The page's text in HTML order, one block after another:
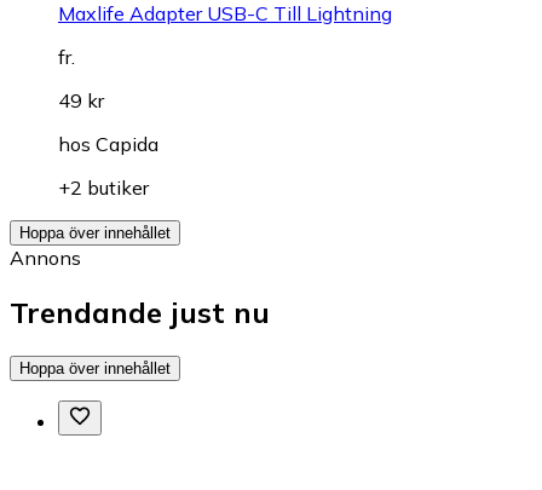
Maxlife Adapter USB-C Till Lightning
fr.
49 kr
hos Capida
+2 butiker
Hoppa över innehållet
Annons
Trendande just nu
Hoppa över innehållet